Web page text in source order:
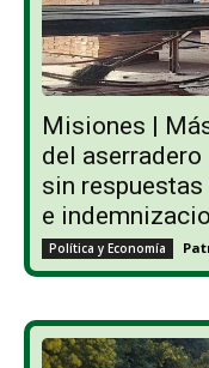
Misiones |
del
sin
e
Política y Economía